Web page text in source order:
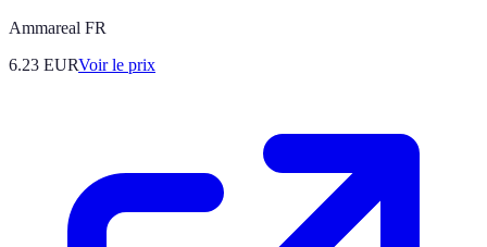
Ammareal FR
6.23 EURVoir le prix